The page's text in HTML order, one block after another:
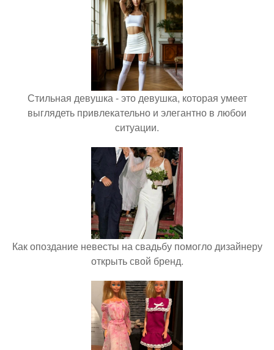
Стильная девушка - это девушка, которая умеет
выглядеть привлекательно и элегантно в любои
ситуации.
Как опоздание невесты на свадьбу помогло дизайнеру
открыть свой бренд.